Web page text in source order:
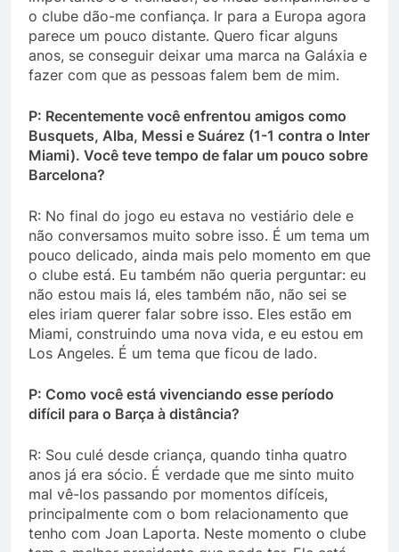
o clube dão-me confiança. Ir para a Europa agora
parece um pouco distante. Quero ficar alguns
anos, se conseguir deixar uma marca na Galáxia e
fazer com que as pessoas falem bem de mim.
P: Recentemente você enfrentou amigos como
Busquets, Alba, Messi e Suárez (1-1 contra o Inter
Miami). Você teve tempo de falar um pouco sobre
Barcelona?
R: No final do jogo eu estava no vestiário dele e
não conversamos muito sobre isso. É um tema um
pouco delicado, ainda mais pelo momento em que
o clube está. Eu também não queria perguntar: eu
não estou mais lá, eles também não, não sei se
eles iriam querer falar sobre isso. Eles estão em
Miami, construindo uma nova vida, e eu estou em
Los Angeles. É um tema que ficou de lado.
P: Como você está vivenciando esse período
difícil para o Barça à distância?
R: Sou culé desde criança, quando tinha quatro
anos já era sócio. É verdade que me sinto muito
mal vê-los passando por momentos difíceis,
principalmente com o bom relacionamento que
tenho com Joan Laporta. Neste momento o clube